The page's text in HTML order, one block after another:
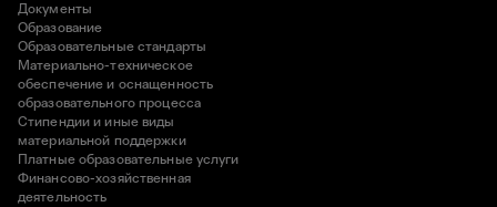
Документы
Образование
Образовательные стандарты
Материально-техническое
обеспечение и оснащенность
образовательного процесса
Стипендии и иные виды
материальной поддержки
Платные образовательные услуги
Финансово-хозяйственная
деятельность